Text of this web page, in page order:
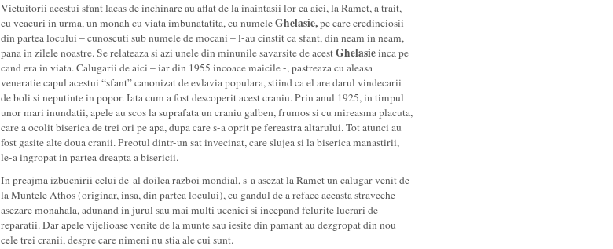
Vietuitorii acestui sfant lacas de inchinare au aflat de la inaintasii lor ca aici, la Ramet, a trait,
cu veacuri in urma, un monah cu viata imbunatatita, cu numeleGhelasie,pe care credinciosii
din partea locului – cunoscuti sub numele de mocani – l-au cinstit ca sfant, din neam in neam,
pana in zilele noastre. Se relateaza si azi unele din minunile savarsite de acestGhelasieinca pe
cand era in viata. Calugarii de aici – iar din 1955 incoace maicile -, pastreaza cu aleasa
veneratie capul acestui “sfant” canonizat de evlavia populara, stiind ca el are darul vindecarii
de boli si neputinte in popor. Iata cum a fost descoperit acest craniu. Prin anul 1925, in timpul
unor mari inundatii, apele au scos la suprafata un craniu galben, frumos si cu mireasma placuta,
care a ocolit biserica de trei ori pe apa, dupa care s-a oprit pe fereastra altarului. Tot atunci au
fost gasite alte doua cranii. Preotul dintr-un sat invecinat, care slujea si la biserica manastirii,
le-a ingropat in partea dreapta a bisericii.
In preajma izbucnirii celui de-al doilea razboi mondial, s-a asezat la Ramet un calugar venit de
la Muntele Athos (originar, insa, din partea locului), cu gandul de a reface aceasta straveche
asezare monahala, adunand in jurul sau mai multi ucenici si incepand felurite lucrari de
reparatii. Dar apele vijelioase venite de la munte sau iesite din pamant au dezgropat din nou
cele trei cranii, despre care nimeni nu stia ale cui sunt.